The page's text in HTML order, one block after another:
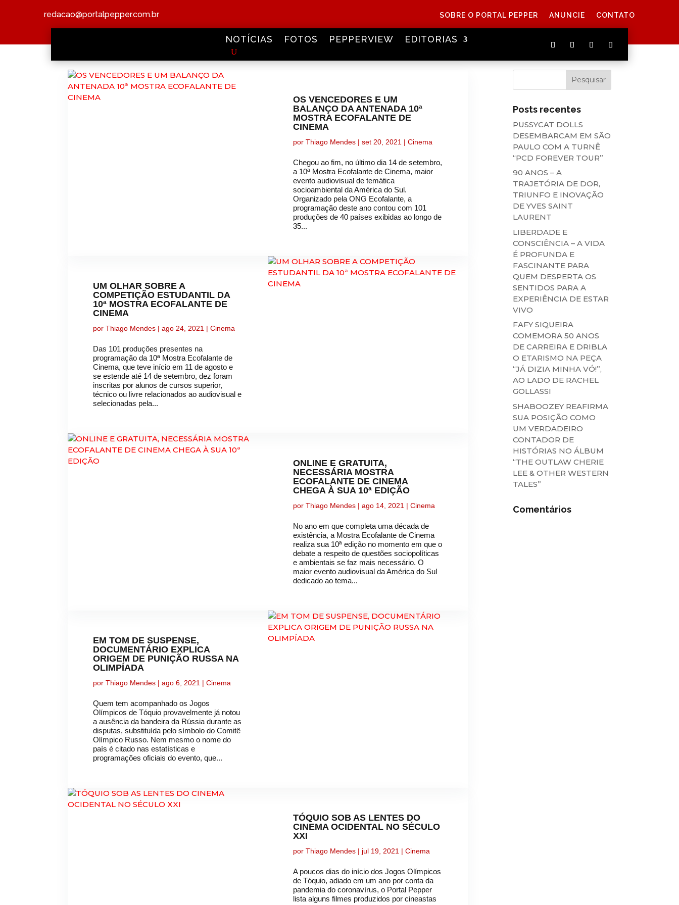
redacao@portalpepper.com.br SOBRE O PORTAL PEPPER ANUNCIE CONTATO
NOTÍCIAS FOTOS PEPPERVIEW EDITORIAS
OS VENCEDORES E UM
BALANÇO DA ANTENADA 10ª
MOSTRA ECOFALANTE DE
CINEMA
porThiago Mendes |set 20, 2021 |Cinema
Chegou ao fim, no último dia 14 de setembro,
a 10ª Mostra Ecofalante de Cinema, maior
evento audiovisual de temática
socioambiental da América do Sul.
Organizado pela ONG Ecofalante, a
programação deste ano contou com 101
produções de 40 países exibidas ao longo de
35...
UM OLHAR SOBRE A
COMPETIÇÃO ESTUDANTIL DA
10ª MOSTRA ECOFALANTE DE
CINEMA
porThiago Mendes |ago 24, 2021 |Cinema
Das 101 produções presentes na
programação da 10ª Mostra Ecofalante de
Cinema, que teve início em 11 de agosto e
se estende até 14 de setembro, dez foram
inscritas por alunos de cursos superior,
técnico ou livre relacionados ao audiovisual e
selecionadas pela...
ONLINE E GRATUITA,
NECESSÁRIA MOSTRA
ECOFALANTE DE CINEMA
CHEGA À SUA 10ª EDIÇÃO
porThiago Mendes |ago 14, 2021 |Cinema
No ano em que completa uma década de
existência, a Mostra Ecofalante de Cinema
realiza sua 10ª edição no momento em que o
debate a respeito de questões sociopolíticas
e ambientais se faz mais necessário. O
maior evento audiovisual da América do Sul
dedicado ao tema...
EM TOM DE SUSPENSE,
DOCUMENTÁRIO EXPLICA
ORIGEM DE PUNIÇÃO RUSSA NA
OLIMPÍADA
porThiago Mendes |ago 6, 2021 |Cinema
Quem tem acompanhado os Jogos
Olímpicos de Tóquio provavelmente já notou
a ausência da bandeira da Rússia durante as
disputas, substituída pelo símbolo do Comitê
Olímpico Russo. Nem mesmo o nome do
país é citado nas estatísticas e
programações oficiais do evento, que...
TÓQUIO SOB AS LENTES DO
CINEMA OCIDENTAL NO SÉCULO
XXI
porThiago Mendes | jul 19, 2021 |Cinema
A poucos dias do início dos Jogos Olímpicos
de Tóquio, adiado em um ano por conta da
pandemia do coronavírus, o Portal Pepper
lista alguns filmes produzidos por cineastas
Posts recentes
PUSSYCAT DOLLS
DESEMBARCAM EM SÃO
PAULO COM A TURNÊ
“PCD FOREVER TOUR”
90 ANOS – A
TRAJETÓRIA DE DOR,
TRIUNFO E INOVAÇÃO
DE YVES SAINT
LAURENT
LIBERDADE E
CONSCIÊNCIA – A VIDA
É PROFUNDA E
FASCINANTE PARA
QUEM DESPERTA OS
SENTIDOS PARA A
EXPERIÊNCIA DE ESTAR
VIVO
FAFY SIQUEIRA
COMEMORA 50 ANOS
DE CARREIRA E DRIBLA
O ETARISMO NA PEÇA
“JÁ DIZIA MINHA VÓ!”,
AO LADO DE RACHEL
GOLLASSI
SHABOOZEY REAFIRMA
SUA POSIÇÃO COMO
UM VERDADEIRO
CONTADOR DE
HISTÓRIAS NO ÁLBUM
“THE OUTLAW CHERIE
LEE & OTHER WESTERN
TALES”
Comentários